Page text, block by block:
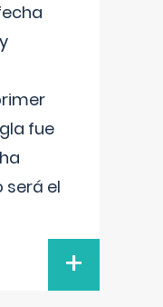
fue
el
+